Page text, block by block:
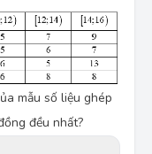
mẫu số liệu ghép
đều nhất?